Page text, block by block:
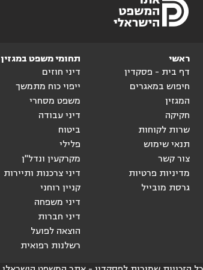
ראשי
דף בית - פסקדין
חיפוש במאגרים
המגזין
חקיקה
שרות לקוחות
תנאי שימוש
צור קשר
מדיניות פרטיות
גרסת מובייל
תחומי משפט במגזין
דיני חוזים
ייפוי כוח מתמשך
משפט מסחרי
דיני עבודה
ביטוח
פלילי
מקרקעין ונדל"ן
דיני צרכנות ותיירות
קניין רוחני
דיני משפחה
דיני חברות
הוצאה לפועל
רשלנות רפואית